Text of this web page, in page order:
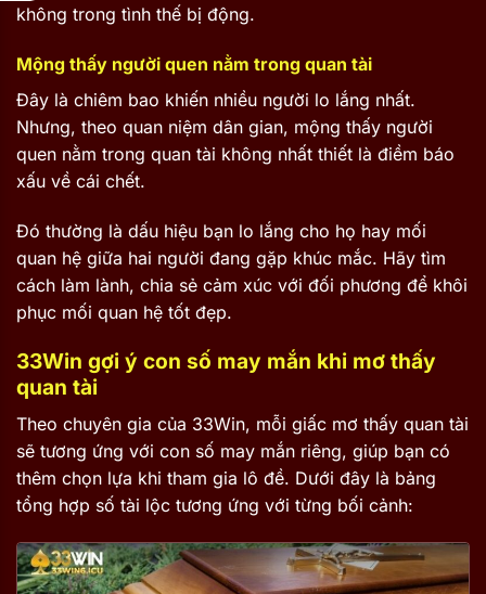
không trong tình thế bị động.
Mộng thấy người quen nằm trong quan tài
Đây là chiêm bao khiến nhiều người lo lắng nhất.
Nhưng, theo quan niệm dân gian, mộng thấy người
quen nằm trong quan tài không nhất thiết là điềm báo
xấu về cái chết.
Đó thường là dấu hiệu bạn lo lắng cho họ hay mối
quan hệ giữa hai người đang gặp khúc mắc. Hãy tìm
cách làm lành, chia sẻ cảm xúc với đối phương để khôi
phục mối quan hệ tốt đẹp.
33Win gợi ý con số may mắn khi mơ thấy
quan tài
Theo chuyên gia của 33Win, mỗi giấc mơ thấy quan tài
sẽ tương ứng với con số may mắn riêng, giúp bạn có
thêm chọn lựa khi tham gia lô đề. Dưới đây là bảng
tổng hợp số tài lộc tương ứng với từng bối cảnh: